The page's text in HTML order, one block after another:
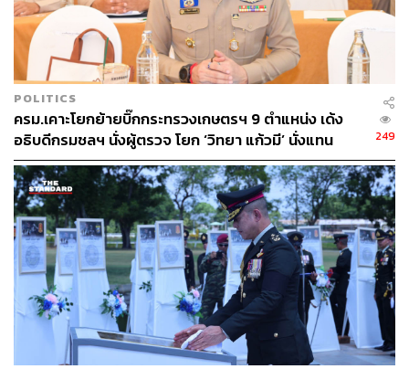
POLITICS
ครม.เคาะโยกย้ายบิ๊กกระทรวงเกษตรฯ 9 ตำแหน่ง เด้ง
อธิบดีกรมชลฯ นั่งผู้ตรวจ โยก ‘วิทยา แก้วมี’ นั่งแทน
249